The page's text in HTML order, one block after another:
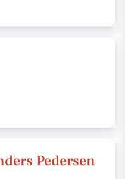
Pedersen